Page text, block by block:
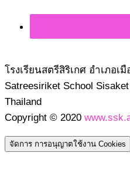
โรงเรียนสตรีสิริเกศ อำเภอเ
Satreesiriket School
Thailand
Copyright © 2020
จัดการ การอนุญาตใช้งาน Cookies